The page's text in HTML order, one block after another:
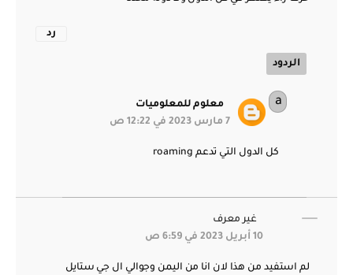
رد
الردود
معلوم للمعلوميات
7 مارس 2023 في 12:22 ص
كل الدول التي تدعم roaming
غير معرف
10 أبريل 2023 في 6:59 ص
لم استفيد من هذا لان انا من اليمن وجوالي ال جي ستايل